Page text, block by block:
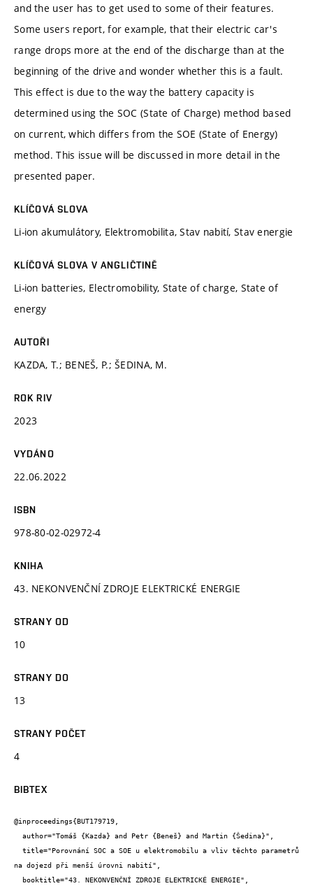
and the user has to get used to some of their features.
Some users report, for example, that their electric car's
range drops more at the end of the discharge than at the
beginning of the drive and wonder whether this is a fault.
This effect is due to the way the battery capacity is
determined using the SOC (State of Charge) method based
on current, which differs from the SOE (State of Energy)
method. This issue will be discussed in more detail in the
presented paper.
KLÍČOVÁ SLOVA
Li-ion akumulátory, Elektromobilita, Stav nabití, Stav energie
KLÍČOVÁ SLOVA V ANGLIČTINĚ
Li-ion batteries, Electromobility, State of charge, State of
energy
AUTOŘI
KAZDA, T.; BENEŠ, P.; ŠEDINA, M.
ROK RIV
2023
VYDÁNO
22.06.2022
ISBN
978-80-02-02972-4
KNIHA
43. NEKONVENČNÍ ZDROJE ELEKTRICKÉ ENERGIE
STRANY OD
10
STRANY DO
13
STRANY POČET
4
BIBTEX
@inproceedings{BUT179719,
na dojezd při menší úrovni nabití",